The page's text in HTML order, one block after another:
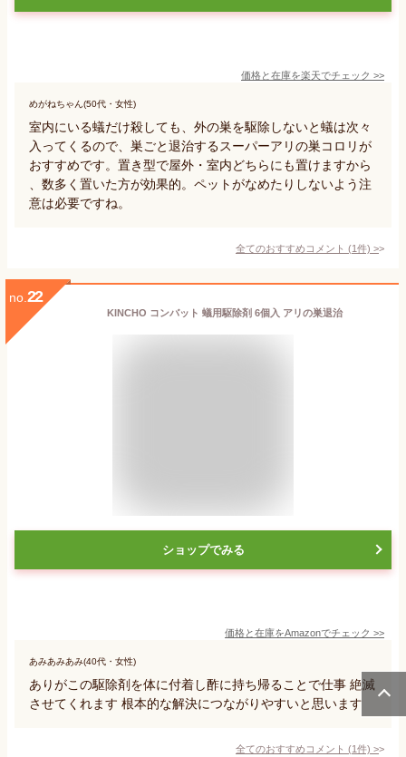
価格と在庫を楽天でチェック >>
めがねちゃん(50代・女性)
室内にいる蟻だけ殺しても、外の巣を駆除しないと蟻は次々
入ってくるので、巣ごと退治するスーパーアリの巣コロリが
おすすめです。置き型で屋外・室内どちらにも置けますから
、数多く置いた方が効果的。ペットがなめたりしないよう注
意は必要ですね。
全てのおすすめコメント (1件) >
no. 22
KINCHO コンバット 蟻用駆除剤 6個入 アリの巣退治
ショップでみる
価格と在庫をAmazonでチェック >>
あみあみあみ(40代・女性)
ありがこの駆除剤を体に付着し酢に持ち帰ることで仕事 絶滅
させてくれます 根本的な解決につながりやすいと思います
全てのおすすめコメント (1件) >